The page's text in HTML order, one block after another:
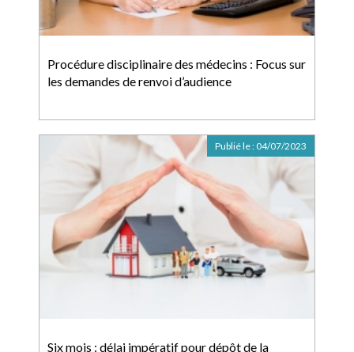
Procédure disciplinaire des médecins : Focus sur
les demandes de renvoi d’audience
Six mois : délai impératif pour dépôt de la
Publié le : 04/07/2023